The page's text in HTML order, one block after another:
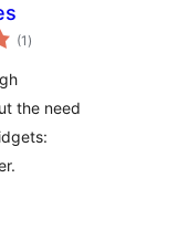
(1 tổng
đánh
)
the need